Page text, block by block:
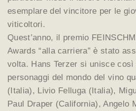
esemplare del vincitore per le
viticoltori.
Quest’anno, il premio
Awards “alla carriera” è stato
volta. Hans Terzer si unisce
personaggi del mondo del vino
(Italia), Livio Felluga (Italia),
Paul Draper (California), Angelo